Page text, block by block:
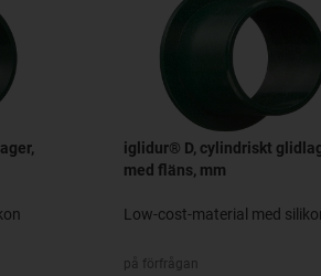
iglidur® D, cylindriskt
med fläns, mm
Low-cost-material med
på förfrågan